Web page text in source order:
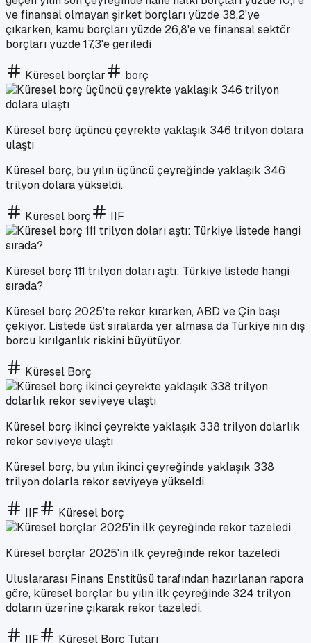
ve finansal olmayan şirket borçları yüzde 38,2'ye
çıkarken, kamu borçları yüzde 26,8'e ve finansal sektör
borçları yüzde 17,3'e geriledi
Küresel borçlar borç
Küresel borç üçüncü çeyrekte yaklaşık 346 trilyon dolara
ulaştı
Küresel borç, bu yılın üçüncü çeyreğinde yaklaşık 346
trilyon dolara yükseldi.
Küresel borç IIF
Küresel borç 111 trilyon doları aştı: Türkiye listede hangi
sırada?
Küresel borç 2025’te rekor kırarken, ABD ve Çin başı
çekiyor. Listede üst sıralarda yer almasa da Türkiye’nin dış
borcu kırılganlık riskini büyütüyor.
Küresel Borç
Küresel borç ikinci çeyrekte yaklaşık 338 trilyon dolarlık
rekor seviyeye ulaştı
Küresel borç, bu yılın ikinci çeyreğinde yaklaşık 338
trilyon dolarla rekor seviyeye yükseldi.
IIF Küresel borç
Küresel borçlar 2025'in ilk çeyreğinde rekor tazeledi
Uluslararası Finans Enstitüsü tarafından hazırlanan rapora
göre, küresel borçlar bu yılın ilk çeyreğinde 324 trilyon
doların üzerine çıkarak rekor tazeledi.
IIF Küresel Borç Tutarı